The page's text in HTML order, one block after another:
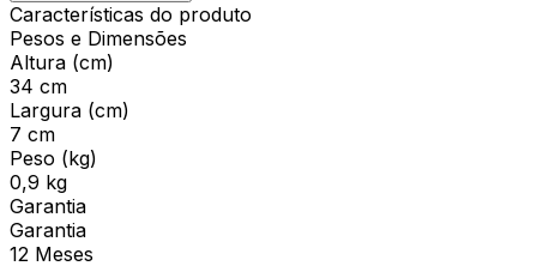
Características do produto
Pesos e Dimensões
Altura (cm)
34 cm
Largura (cm)
7 cm
Peso (kg)
0,9 kg
Garantia
Garantia
12 Meses